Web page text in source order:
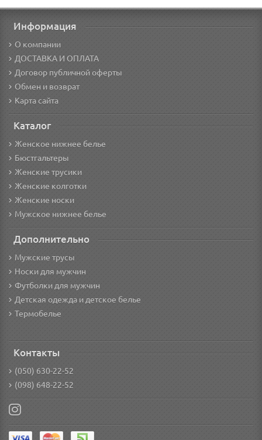
Информация
О компании
ДОСТАВКА И ОПЛАТА
Договор публичной оферты
Обмен и возврат
Карта сайта
Каталог
Женское нижнее белье
Бюстгальтеры
Женские трусики
Женские колготки
Женские носки
Мужское нижнее белье
Дополнительно
Мужские трусы
Носки для мужчин
Футболки для мужчин
Детская одежда и детское белье
Термобелье
Контакты
(050) 630-22-52
(098) 648-22-52